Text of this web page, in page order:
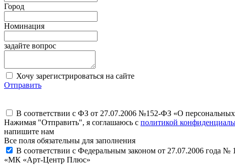
Город
Номинация
задайте вопрос
Хочу зарегистрироваться на сайте
Отправить
В соответствии с ФЗ от 27.07.2006 №152-ФЗ «О
Нажимая "Отправить", я соглашаюсь с политикой
напишите нам
Все поля обязательны для заполнения
В соответствии с Федеральным законом от 27.07.2006 года
«МК «Арт-Центр Плюс»